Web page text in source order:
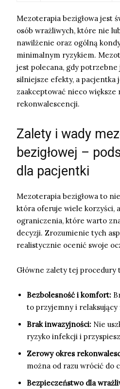
Mezoterapia bezigłowa jest
osób wrażliwych, które nie
nawilżenie oraz ogólną
minimalnym ryzykiem.
jest polecana, gdy potrzebne
silniejsze efekty, a pacjentka
zaakceptować nieco większe
rekonwalescencji.
Zalety i wady
bezigłowej –
dla pacjentki
Mezoterapia bezigłowa to
która oferuje wiele korzyści,
ograniczenia, które warto
decyzji. Zrozumienie tych
realistycznie ocenić swoje
Główne zalety tej procedury
Bezbolesność i komfort:
to przyjemny i relaksujący
Brak inwazyjności: Nie
ryzyko infekcji i
Zerowy okres
można od razu wrócić do
Bezpieczeństwo dla